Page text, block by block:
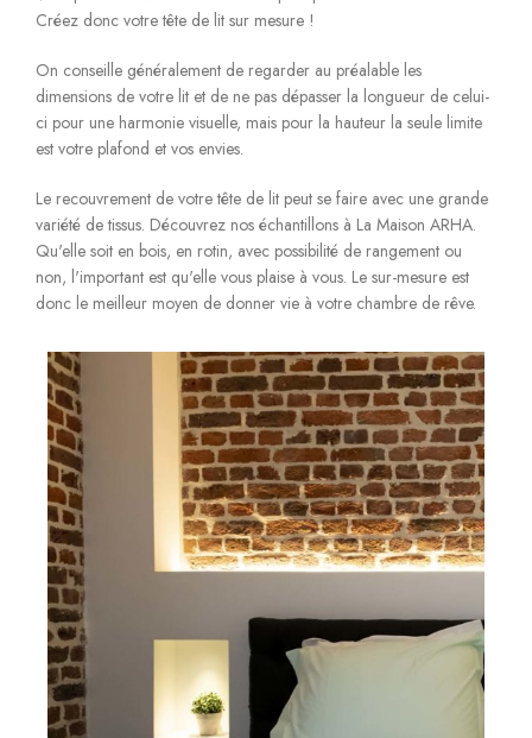
Créez donc votre tête de lit sur mesure !
On conseille généralement de regarder au préalable les
dimensions de votre lit et de ne pas dépasser la longueur de celui-
ci pour une harmonie visuelle, mais pour la hauteur la seule limite
est votre plafond et vos envies.
Le recouvrement de votre tête de lit peut se faire avec une grande
variété de tissus. Découvrez nos échantillons à La Maison ARHA.
Qu'elle soit en bois, en rotin, avec possibilité de rangement ou
non, l'important est qu'elle vous plaise à vous. Le sur-mesure est
donc le meilleur moyen de donner vie à votre chambre de rêve.